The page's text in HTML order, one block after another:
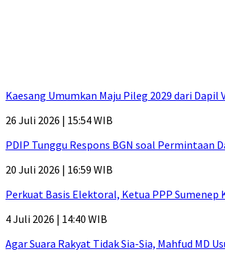
Kaesang Umumkan Maju Pileg 2029 dari Dapil
26 Juli 2026 | 15:54 WIB
PDIP Tunggu Respons BGN soal Permintaan
20 Juli 2026 | 16:59 WIB
Perkuat Basis Elektoral, Ketua PPP Sumenep
4 Juli 2026 | 14:40 WIB
Agar Suara Rakyat Tidak Sia-Sia, Mahfud MD